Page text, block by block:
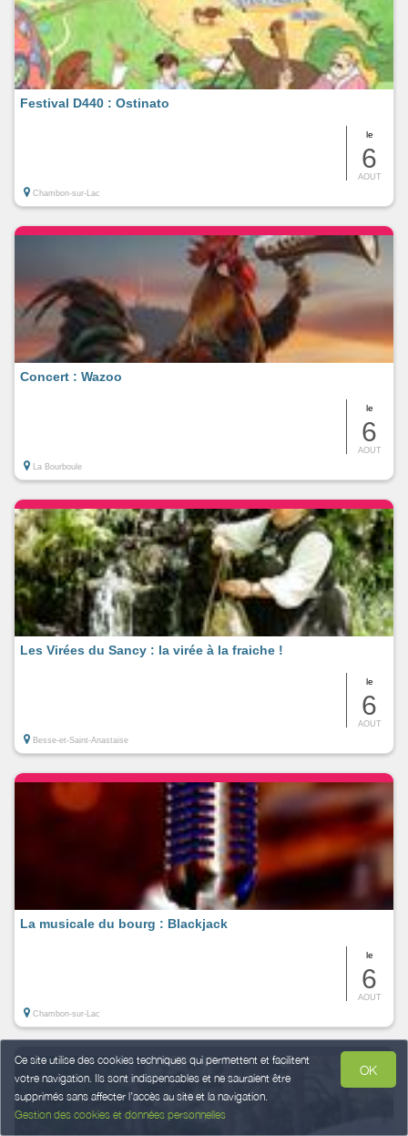
Ce site utilise des cookies techniques qui permettent et facilitent
votre navigation. Ils sont indispensables et ne sauraient être
supprimés sans affecter l’accès au site et la navigation.
Gestion des cookies et données personnelles
OK
le
6
AOUT
Festival D440 : Ostinato
Chambon-sur-Lac
le
6
AOUT
Concert : Wazoo
La Bourboule
le
6
AOUT
Les Virées du Sancy : la virée à la fraiche !
Besse-et-Saint-Anastaise
le
6
AOUT
La musicale du bourg : Blackjack
Chambon-sur-Lac